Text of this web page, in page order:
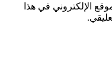
الإلكتروني في هذا